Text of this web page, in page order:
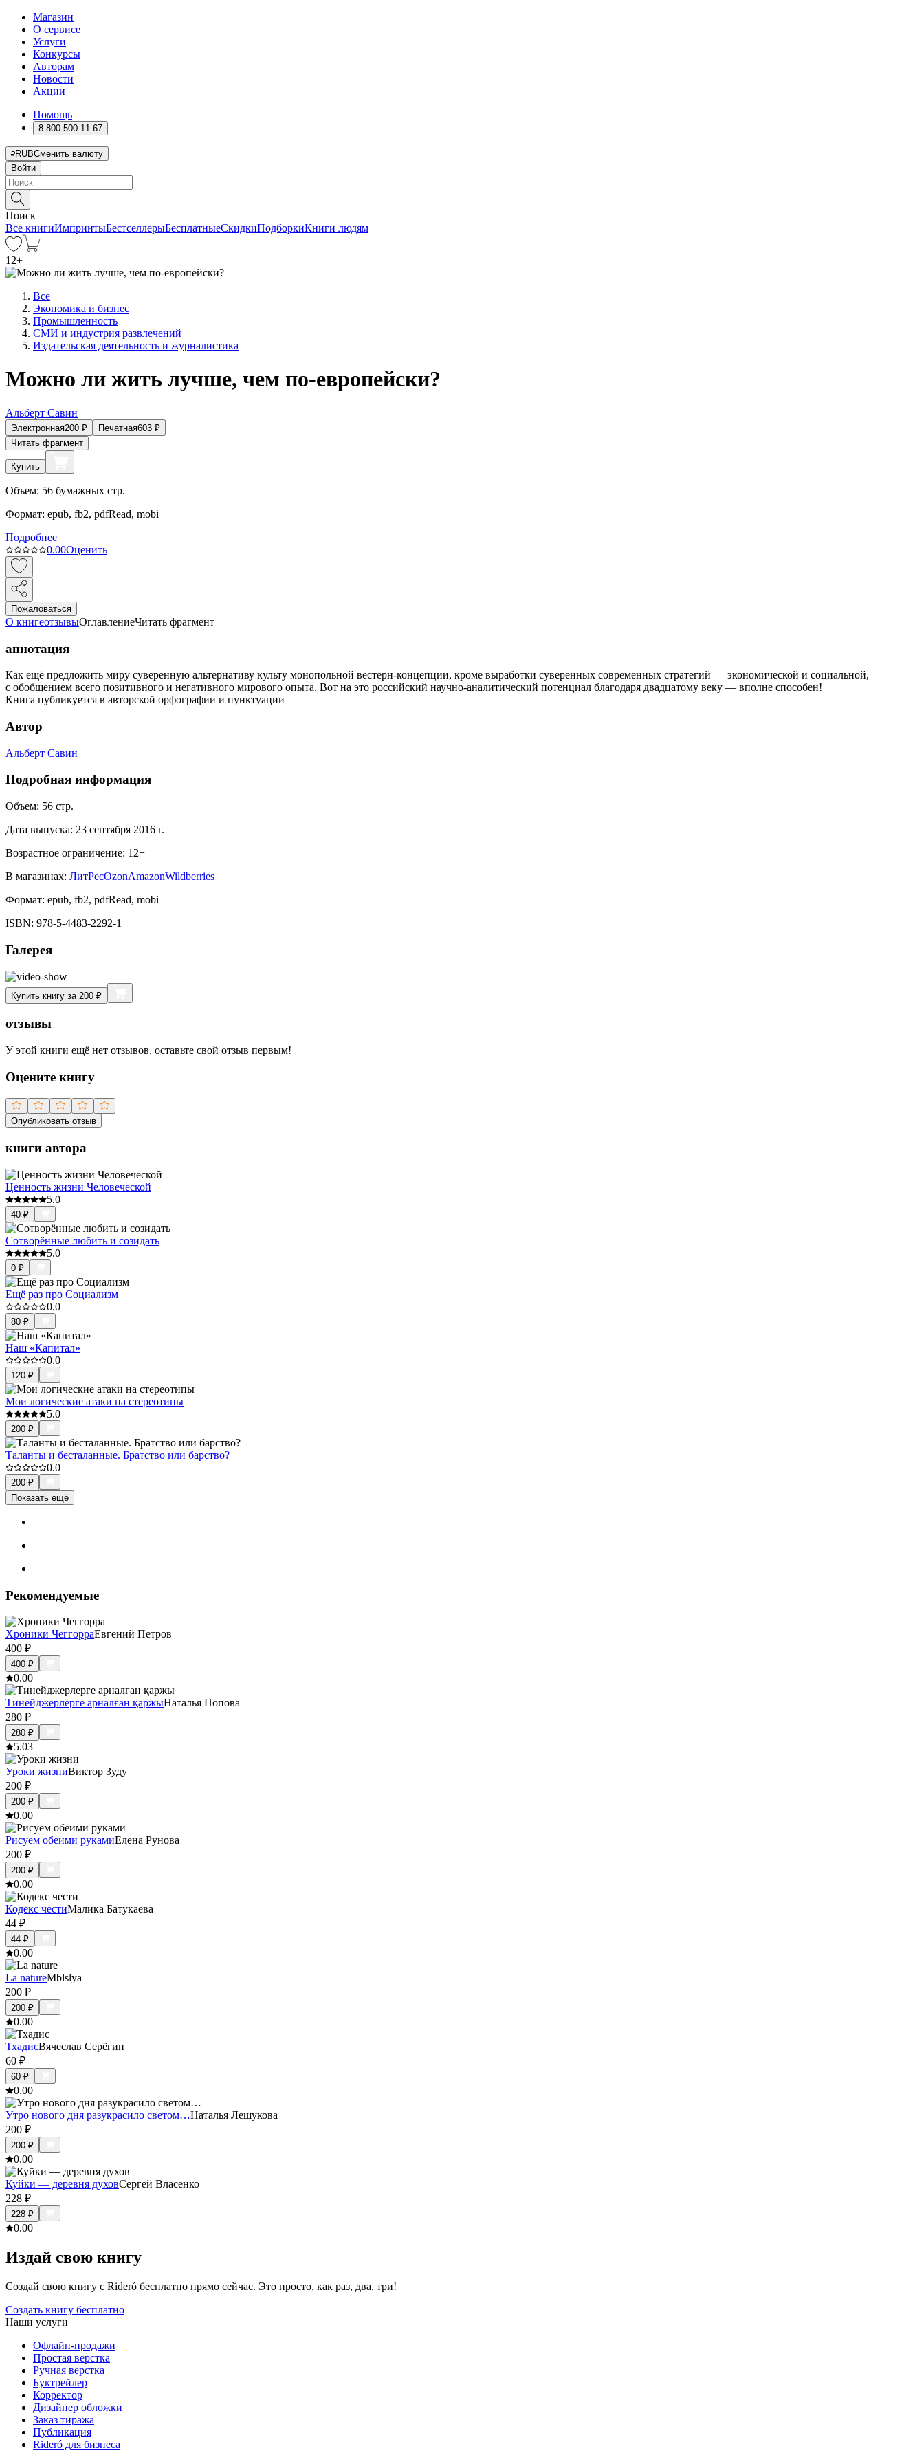
Магазин
О сервисе
Услуги
Конкурсы
Авторам
Новости
Акции
Помощь
8 800 500 11 67
RUBСменить валюту
Войти
Поиск
Все книгиИмпринтыБестселлерыБесплатныеСкидкиПодборкиКниги людям
12+
Все
Экономика и бизнес
Промышленность
СМИ и индустрия развлечений
Издательская деятельность и журналистика
Можно ли жить лучше, чем по-европейски?
Альберт Савин
Электронная200 ₽ Печатная603 ₽
Читать фрагмент
Купить
Объем: 56 бумажных стр.
Формат: epub, fb2, pdfRead, mobi
Подробнее
0.00Оценить
Пожаловаться
О книгеотзывыОглавлениеЧитать фрагмент
аннотация
Как ещё предложить миру суверенную альтернативу культу монопольной вестерн-концепции, кроме выработки суверенных современных стратегий — экономической и социальной,
с обобщением всего позитивного и негативного мирового опыта. Вот на это российский научно-аналитический потенциал благодаря двадцатому веку — вполне способен!
Книга публикуется в авторской орфографии и пунктуации
Автор
Альберт Савин
Подробная информация
Объем: 56 стр.
Дата выпуска: 23 сентября 2016 г.
Возрастное ограничение: 12+
В магазинах: ЛитРесOzonAmazonWildberries
Формат: epub, fb2, pdfRead, mobi
ISBN: 978-5-4483-2292-1
Галерея
Купить книгу за 200 ₽
отзывы
У этой книги ещё нет отзывов, оставьте свой отзыв первым!
Оцените книгу
Опубликовать отзыв
книги автора
Ценность жизни Человеческой
5.0
40 ₽
Сотворённые любить и созидать
5.0
0 ₽
Ещё раз про Социализм
0.0
80 ₽
Наш «Капитал»
0.0
120 ₽
Мои логические атаки на стереотипы
5.0
200 ₽
Таланты и бесталанные. Братство или барство?
0.0
200 ₽
Показать ещё
Рекомендуемые
Хроники ЧеггорраЕвгений Петров
400 ₽
400 ₽
0.00
Тинейджерлерге арналған қаржыНаталья Попова
280 ₽
280 ₽
5.03
Уроки жизниВиктор Зуду
200 ₽
200 ₽
0.00
Рисуем обеими рукамиЕлена Рунова
200 ₽
200 ₽
0.00
Кодекс честиМалика Батукаева
44 ₽
44 ₽
0.00
La natureMblslya
200 ₽
200 ₽
0.00
ТхадисВячеслав Серёгин
60 ₽
60 ₽
0.00
Утро нового дня разукрасило светом…Наталья Лешукова
200 ₽
200 ₽
0.00
Куйки — деревня духовСергей Власенко
228 ₽
228 ₽
0.00
Издай свою книгу
Создай свою книгу с Rideró бесплатно прямо сейчас. Это просто, как раз, два, три!
Создать книгу бесплатно
Наши услуги
Офлайн-продажи
Простая верстка
Ручная верстка
Буктрейлер
Корректор
Дизайнер обложки
Заказ тиража
Публикация
Rideró для бизнеса